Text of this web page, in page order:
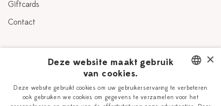
Giftcards
Contact
Verhaal
Delfts Blauw
Workshops
DUTCH
×
Deze website maakt gebruik
van cookies.
Deze website gebruikt cookies om uw gebruikerservaring te verbeteren
ook gebruiken we cookies om gegevens te verzamelen voor het